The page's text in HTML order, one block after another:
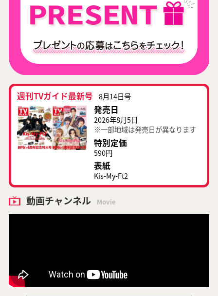
週刊TVガイド最新号 8月14日号
発売日
2026年8月5日
※一部地域は発売日が異なります
特別定価
590円
表紙
Kis-My-Ft2
動画チャンネル Movie